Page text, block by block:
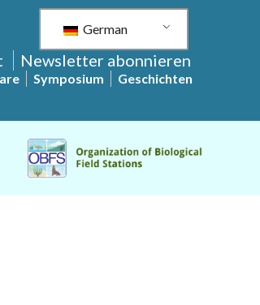
German
Newsletter abonnieren
Symposium Geschichten